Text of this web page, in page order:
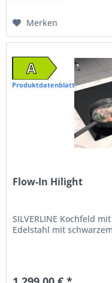
Merken
A
Produktdatenblatt
Flow-In Hilight
SILVERLINE Kochfeld
Edelstahl mit